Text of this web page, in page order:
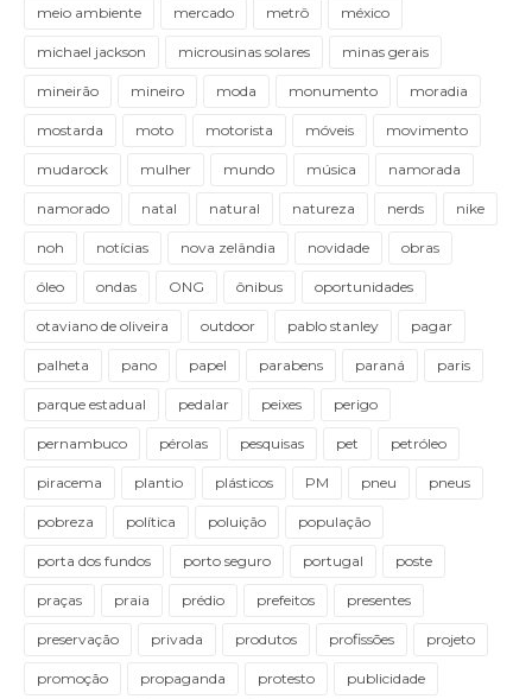
meio ambiente mercado metrô méxico
michael jackson microusinas solares minas gerais
mineirão mineiro moda monumento moradia
mostarda moto motorista móveis movimento
mudarock mulher mundo música namorada
namorado natal natural natureza nerds nike
noh notícias nova zelândia novidade obras
óleo ondas ONG ônibus oportunidades
otaviano de oliveira outdoor pablo stanley pagar
palheta pano papel parabens paraná paris
parque estadual pedalar peixes perigo
pernambuco pérolas pesquisas pet petróleo
piracema plantio plásticos PM pneu pneus
pobreza política poluição população
porta dos fundos porto seguro portugal poste
praças praia prédio prefeitos presentes
preservação privada produtos profissões projeto
promoção propaganda protesto publicidade